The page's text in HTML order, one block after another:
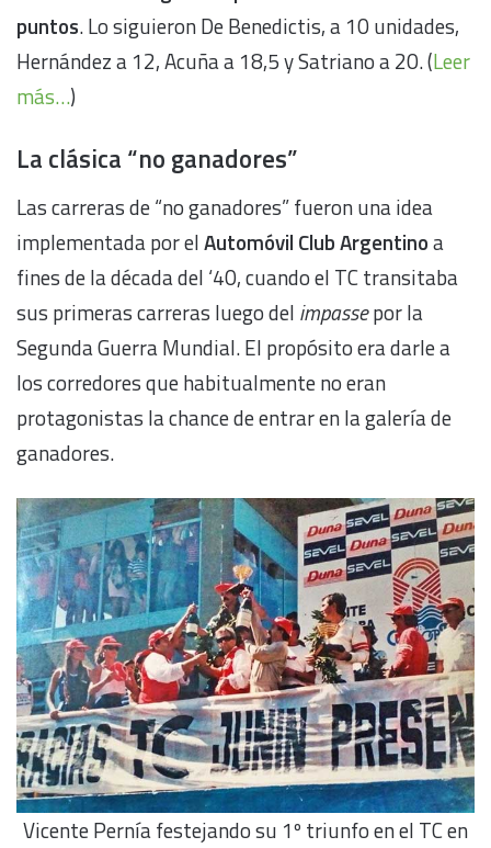
puntos. Lo siguieron De Benedictis, a 10 unidades,
Hernández a 12, Acuña a 18,5 y Satriano a 20. (Leer
más…)
La clásica “no ganadores”
Las carreras de “no ganadores” fueron una idea
implementada por elAutomóvil Club Argentinoa
fines de la década del ‘40, cuando el TC transitaba
sus primeras carreras luego del impassepor la
Segunda Guerra Mundial. El propósito era darle a
los corredores que habitualmente no eran
protagonistas la chance de entrar en la galería de
ganadores.
Vicente Pernía festejando su 1º triunfo en el TC en